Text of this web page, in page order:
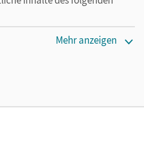
das Lehrwerk erhältlich ist.
Mehr anzeigen